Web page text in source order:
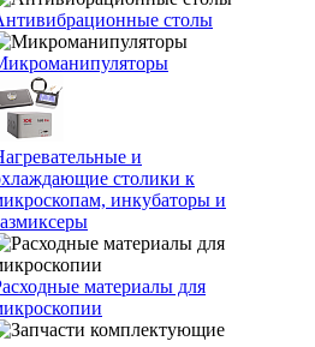
столы
и
столики к
инкубаторы и
материалы для